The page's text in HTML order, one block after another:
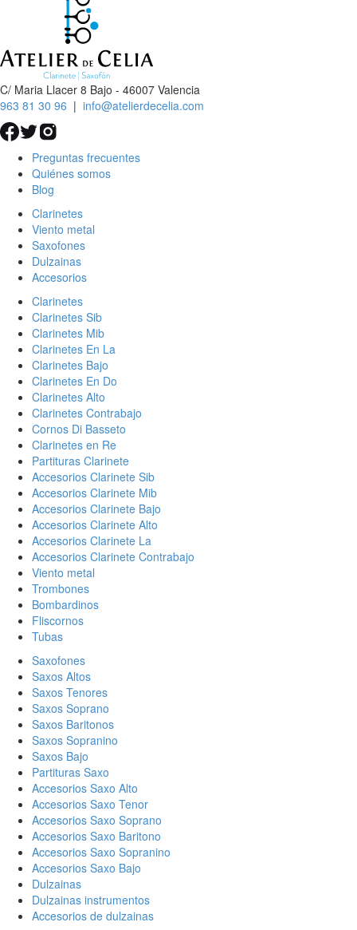
C/ Maria Llacer 8 Bajo - 46007 Valencia
963 81 30 96 | info@atelierdecelia.com
Preguntas frecuentes
Quiénes somos
Blog
Clarinetes
Viento metal
Saxofones
Dulzainas
Accesorios
Clarinetes
Clarinetes Sib
Clarinetes Mib
Clarinetes En La
Clarinetes Bajo
Clarinetes En Do
Clarinetes Alto
Clarinetes Contrabajo
Cornos Di Basseto
Clarinetes en Re
Partituras Clarinete
Accesorios Clarinete Sib
Accesorios Clarinete Mib
Accesorios Clarinete Bajo
Accesorios Clarinete Alto
Accesorios Clarinete La
Accesorios Clarinete Contrabajo
Viento metal
Trombones
Bombardinos
Fliscornos
Tubas
Saxofones
Saxos Altos
Saxos Tenores
Saxos Soprano
Saxos Baritonos
Saxos Sopranino
Saxos Bajo
Partituras Saxo
Accesorios Saxo Alto
Accesorios Saxo Tenor
Accesorios Saxo Soprano
Accesorios Saxo Baritono
Accesorios Saxo Sopranino
Accesorios Saxo Bajo
Dulzainas
Dulzainas instrumentos
Accesorios de dulzainas